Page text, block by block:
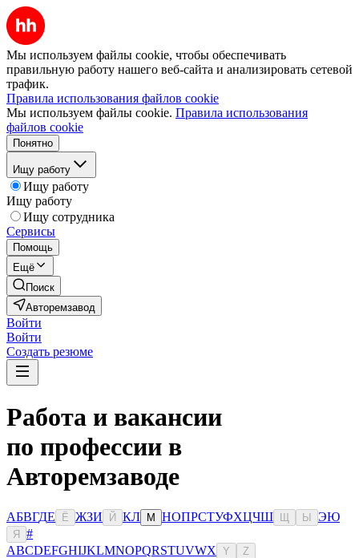
Мы используем файлы cookie, чтобы обеспечивать
правильную работу нашего веб-сайта и анализировать сетевой
трафик.
Правила использования файлов cookie
Мы используем файлы cookie. Правила использования
файлов cookie
Понятно
Ищу работу
Ищу работу
Ищу работу
Ищу сотрудника
Сервисы
Помощь
Ещё
Поиск
Авторемзавод
Войти
Войти
Создать резюме
Работа и вакансии
по профессии в
Авторемзаводе
АБВГДЕ Ё ЖЗИ Й КЛ М НОПРСТУФХЦЧШ Ы ЭЮ
Я
#
ABCDEFGHIJKLMNOPQRSTUVWX Y Z